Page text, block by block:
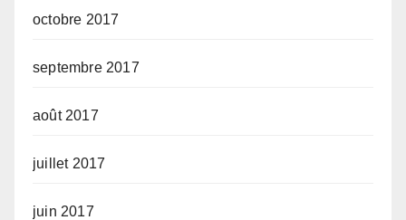
octobre 2017
septembre 2017
août 2017
juillet 2017
juin 2017